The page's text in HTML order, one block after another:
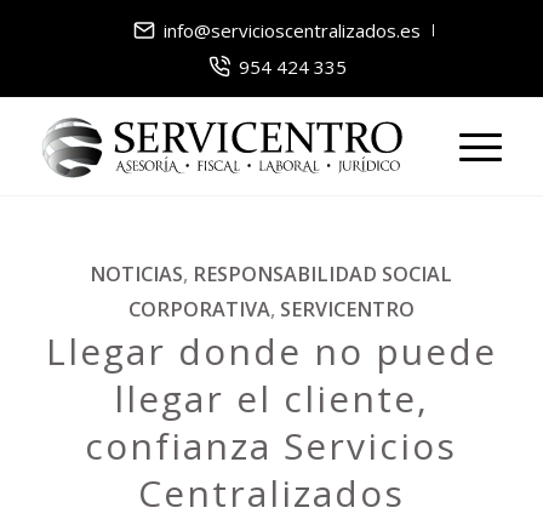
info@servicioscentralizados.es
954 424 335
NOTICIAS, RESPONSABILIDAD SOCIAL
CORPORATIVA, SERVICENTRO
Llegar donde no puede
llegar el cliente,
confianza Servicios
Centralizados